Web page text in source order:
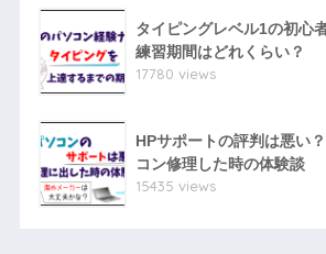
タイピングレベル1の初心
練習期間はどれくらい？
17780 views
HPサポートの評判は悪い
コン修理した時の体験談
15435 views